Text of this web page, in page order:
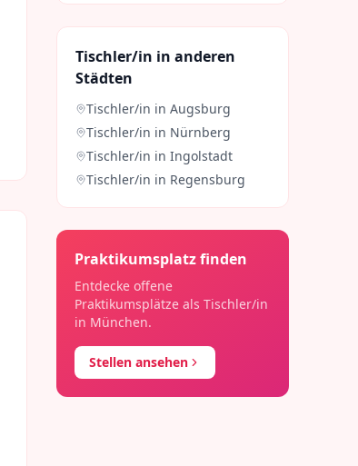
Tischler/in in anderen
Städten
Tischler/in in Augsburg
Tischler/in in Nürnberg
Tischler/in in Ingolstadt
Tischler/in in Regensburg
Praktikumsplatz finden
Entdecke offene
Praktikumsplätze als Tischler/in
in München.
Stellen ansehen